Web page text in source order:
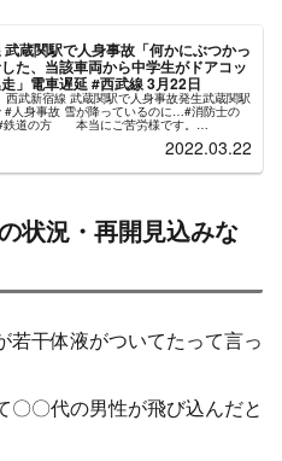
蔵関駅で人身事故「何かにぶつかっ
た、当該車両から中学生がドアコッ
」電車遅延 #西武線 3月22日
武新宿線 武蔵関駅で人身事故発生武蔵関駅
#人身事故 雪が降っているのに…#消防士の
鉄道の方 本当にご苦労様です。
kEf3YZuSGd— 武蔵関 関根整骨院 （...
2022.03.22
状況・再開見込みな
若干体液がついてたって言っ
〇代の男性が飛び込んだと